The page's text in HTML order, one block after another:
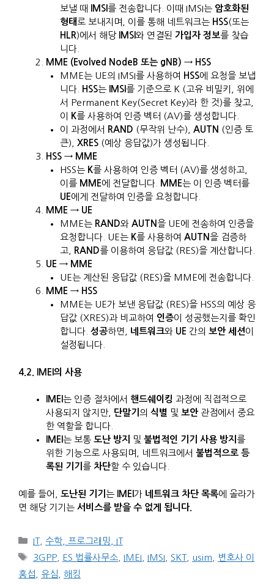
보낼 때
IMSI 를 전송합니다. 이때 IMSI는 암호화된
형태로 보내지며, 이를 통해 네트워크는 HSS(또는
HLR)에서 해당 IMSI 와 연결된 가입자 정보를 찾습
니다.
MME (Evolved NodeB 또는 gNB) → HSS
MME는 UE의 IMSI를 사용하여 HSS에 요청을 보냅
니다.
HSS는 IMSI 를 기준으로 K (고유 비밀키, 위에
서 Permanent Key(Secret Key)라 한 것)를 찾고,
이
K를 사용하여 인증 벡터 (AV)를 생성합니다.
이 과정에서 RAND (무작위 난수), AUTN (인증 토
큰), XRES(예상 응답값)가 생성됩니다.
HSS → MME
HSS는 K를 사용하여 인증 벡터 (AV)를 생성하고,
이를 MME에 전달합니다. MME는 이 인증 벡터를
UE에게 전달하여 인증을 요청합니다.
MME → UE
MME는 RAND와 AUTN 을 UE에 전송하여 인증을
요청합니다. UE는 K를 사용하여 AUTN 을 검증하
고,
RAND를 이용하여 응답값 (RES)을 계산합니다.
UE → MME
UE는 계산된 응답값 (RES)을 MME에 전송합니다.
MME → HSS
MME는 UE가 보낸 응답값 (RES)을 HSS의 예상 응
답값 (XRES)과 비교하여 인증이 성공했는지를 확인
합니다. 성공하면, 네트워크와 UE 간의 보안 세션이
설정됩니다.
4.2. IMEI의 사용
IMEI 는 인증 절차에서 핸드쉐이킹 과정에 직접적으로
사용되지 않지만, 단말기 의 식별 및 보안 관점에서 중요
한 역할을 합니다.
IMEI 는 보통 도난 방지 및 불법적인 기기 사용 방지 를
위한 기능으로 사용되며, 네트워크에서 불법적으로 등
록된 기기 를 차단할 수 있습니다.
예를 들어, 도난된 기기 는 IMEI 가 네트워크 차단 목록에 올라가
면 해당 기기는 서비스를 받을 수 없게 됩니다.
카
고
리
IT, 수학, 프로그래밍, IT
태
그
3GPP ES 법률사무소 IMEI IMSI SKT, usim
변호사 이
홍섭
유심
해킹